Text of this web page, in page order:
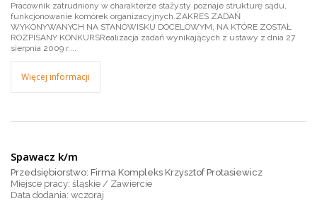
Pracownik zatrudniony w charakterze stażysty poznaje strukturę sądu,
funkcjonowanie komórek organizacyjnych.ZAKRES ZADAŃ
WYKONYWANYCH NA STANOWISKU DOCELOWYM, NA KTÓRE ZOSTAŁ
ROZPISANY KONKURSRealizacja zadań wynikających z ustawy z dnia 27
sierpnia 2009 r....
Więcej informacji
Spawacz k/m
Przedsiębiorstwo: Firma Kompleks Krzysztof Protasiewicz
Miejsce pracy: śląskie / Zawiercie
wczoraj